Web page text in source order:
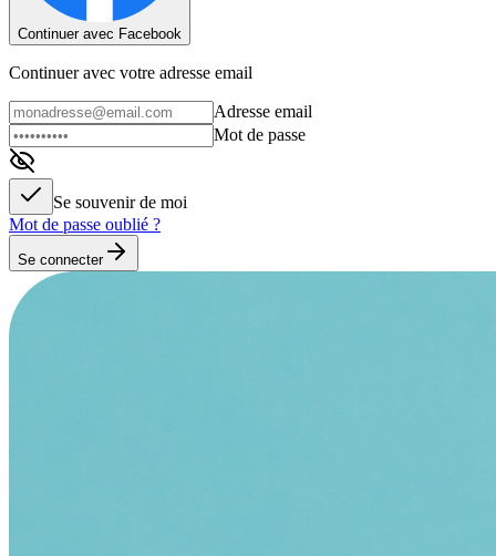
Continuer avec Facebook
Continuer avec votre adresse email
Adresse email
Mot de passe
Se souvenir de moi
Mot de passe oublié ?
Se connecter